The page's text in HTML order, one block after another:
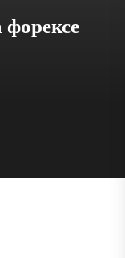
форексе